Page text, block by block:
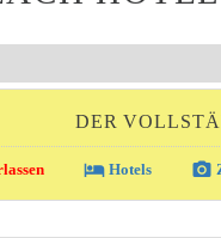
DER
local_hotelHotels photo_camera